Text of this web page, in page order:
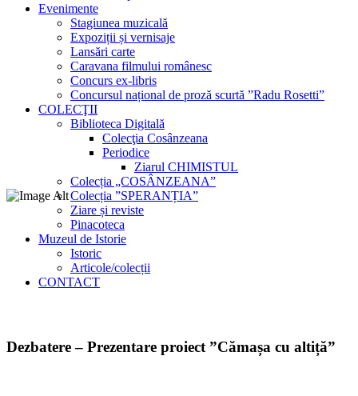
Evenimente
Stagiunea muzicală
Expoziții și vernisaje
Lansări carte
Caravana filmului românesc
Concurs ex-libris
Concursul național de proză scurtă ”Radu Rosetti”
COLECŢII
Biblioteca Digitală
Colecţia Cosânzeana
Periodice
Ziarul CHIMISTUL
Colecția „COSÂNZEANA”
Colecția ”SPERANȚIA”
Ziare și reviste
Pinacoteca
Muzeul de Istorie
Istoric
Articole/colecții
CONTACT
Dezbatere – Prezentare proiect ”Cămașa cu altiță”